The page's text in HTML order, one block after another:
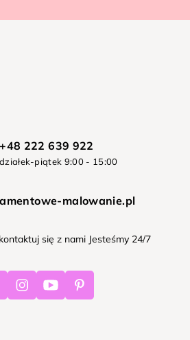
+48 222 639 922
piątek 9:00 - 15:00
malowanie.pl
się z nami Jesteśmy 24/7
InstagramYoutube Pinterest